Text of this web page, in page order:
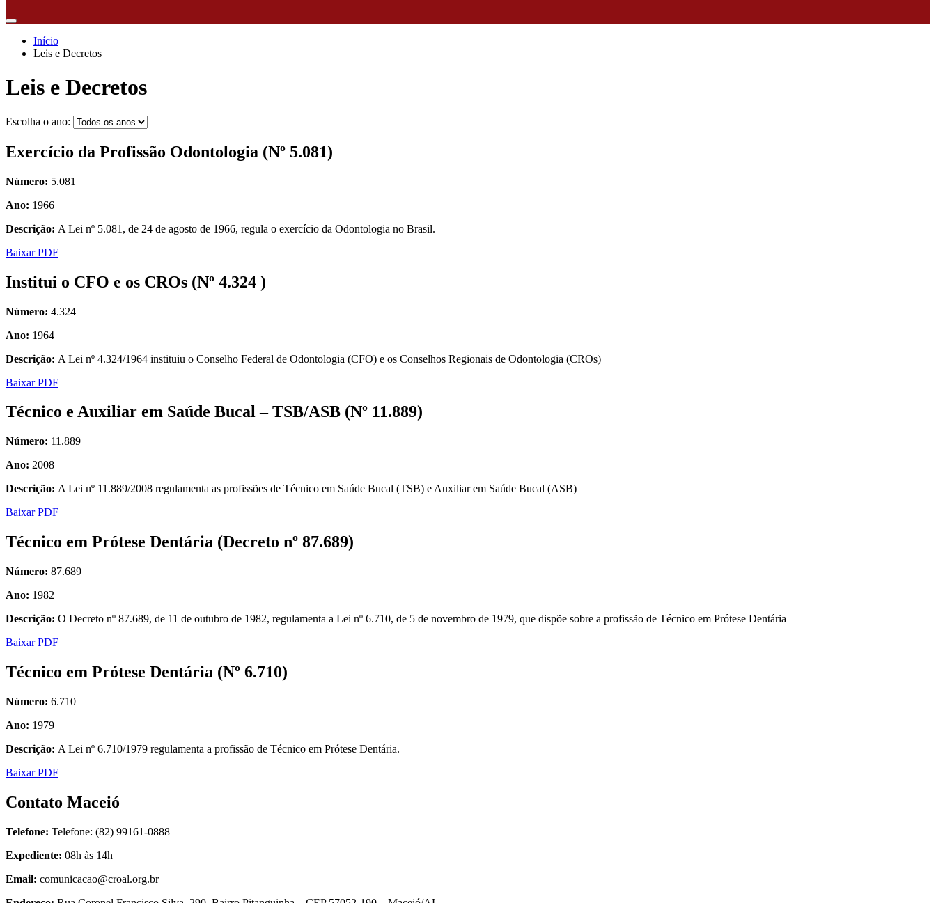
Início
Leis e Decretos
Leis e Decretos
Escolha o ano:
Exercício da Profissão Odontologia (Nº 5.081)
Número: 5.081
Ano: 1966
Descrição: A Lei nº 5.081, de 24 de agosto de 1966, regula o exercício da Odontologia no Brasil.
Baixar PDF
Institui o CFO e os CROs (Nº 4.324 )
Número: 4.324
Ano: 1964
Descrição: A Lei nº 4.324/1964 instituiu o Conselho Federal de Odontologia (CFO) e os Conselhos Regionais de Odontologia (CROs)
Baixar PDF
Técnico e Auxiliar em Saúde Bucal – TSB/ASB (Nº 11.889)
Número: 11.889
Ano: 2008
Descrição: A Lei nº 11.889/2008 regulamenta as profissões de Técnico em Saúde Bucal (TSB) e Auxiliar em Saúde Bucal (ASB)
Baixar PDF
Técnico em Prótese Dentária (Decreto nº 87.689)
Número: 87.689
Ano: 1982
Descrição: O Decreto nº 87.689, de 11 de outubro de 1982, regulamenta a Lei nº 6.710, de 5 de novembro de 1979, que dispõe sobre a profissão de Técnico em Prótese Dentária
Baixar PDF
Técnico em Prótese Dentária (Nº 6.710)
Número: 6.710
Ano: 1979
Descrição: A Lei nº 6.710/1979 regulamenta a profissão de Técnico em Prótese Dentária.
Baixar PDF
Contato Maceió
Telefone: Telefone: (82) 99161-0888
Expediente: 08h às 14h
Email: comunicacao@croal.org.br